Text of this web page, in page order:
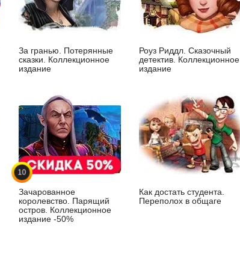
За гранью. Потерянные
сказки. Коллекционное
издание
Роуз Риддл. Сказочный
детектив. Коллекционное
издание
10
Зачарованное
королевство. Парящий
остров. Коллекционное
издание -50%
Как достать студента.
Переполох в общаге